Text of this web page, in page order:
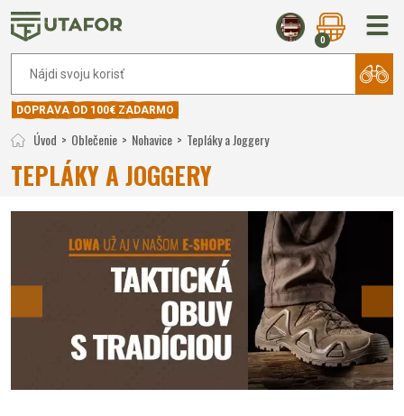
0
DOPRAVA OD 100€ ZADARMO
Úvod Oblečenie Nohavice Tepláky a Joggery
TEPLÁKY A JOGGERY